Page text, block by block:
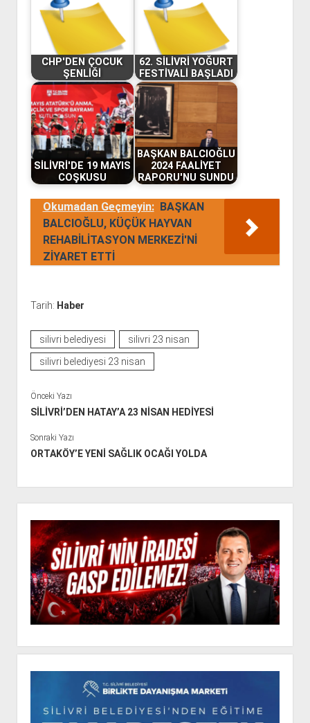
CHP'DEN ÇOCUK
ŞENLİĞİ
62. SİLİVRİ YOĞURT
FESTİVALİ BAŞLADI
SİLİVRİ'DE 19 MAYIS
COŞKUSU
BAŞKAN BALCIOĞLU
2024 FAALİYET
RAPORU'NU SUNDU
Okumadan Geçmeyin:
BAŞKAN
BALCIOĞLU, KÜÇÜK HAYVAN
REHABİLİTASYON MERKEZİ'Nİ
ZİYARET ETTİ
Tarih: Haber
silivri belediyesi
silivri 23 nisan
silivri belediyesi 23 nisan
Önceki Yazı
SİLİVRİ’DEN HATAY’A 23 NİSAN HEDİYESİ
Sonraki Yazı
ORTAKÖY’E YENİ SAĞLIK OCAĞI YOLDA